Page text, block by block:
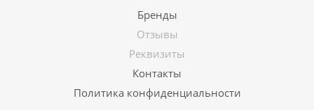
Бренды
Отзывы
Реквизиты
Контакты
Политика конфиденциальности